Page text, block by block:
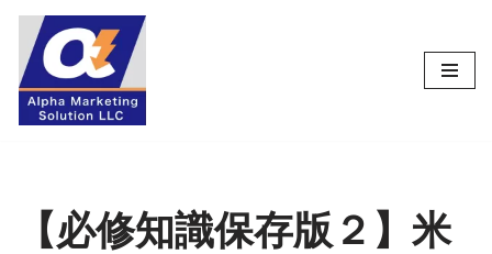
コ
ン
テ
【必修知識保存版２】米